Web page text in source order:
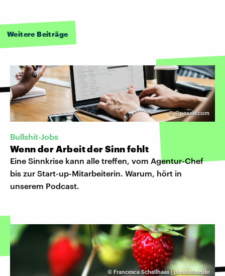
Weitere Beiträge
©@pexels.com
Bullshit-Jobs
Wenn der Arbeit der Sinn fehlt
Eine Sinnkrise kann alle treffen, vom Agentur-Chef
bis zur Start-up-Mitarbeiterin. Warum, hört in
unserem Podcast.
© Francesca Schellhaas | photocase.de